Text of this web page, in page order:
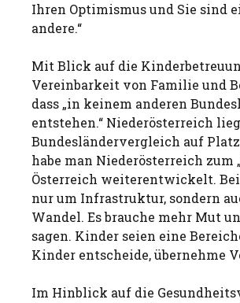
Ihren Optimismus und Sie sind
andere.“
Mit Blick auf die
Vereinbarkeit von Familie und
dass „in keinem anderen
entstehen.“ Niederösterreich
Bundesländervergleich auf
habe man Niederösterreich
Österreich weiterentwickelt.
nur um Infrastruktur, sondern
Wandel. Es brauche mehr Mut
sagen. Kinder seien eine
Kinder entscheide, übernehme
Im Hinblick auf die